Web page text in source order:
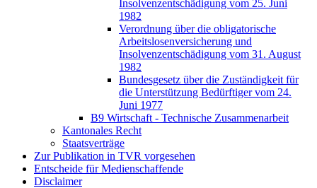
Insolvenzentschädigung vom 25. Juni
1982
Verordnung über die obligatorische
Arbeitslosenversicherung und
Insolvenzentschädigung vom 31. August
1982
Bundesgesetz über die Zuständigkeit für
die Unterstützung Bedürftiger vom 24.
Juni 1977
B9 Wirtschaft - Technische Zusammenarbeit
Kantonales Recht
Staatsverträge
Zur Publikation in TVR vorgesehen
Entscheide für Medienschaffende
Disclaimer